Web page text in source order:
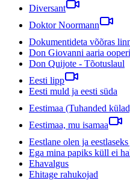
Diversant
Doktor Noormann
Dokumentideta võõras
Don Giovanni aaria
Don Quijote - Tõotuslaul
Eesti lipp
Eesti muld ja eesti süda
Eestimaa (Tuhanded
Eestimaa, mu isamaa
Eestlane olen ja eestlaseks
Ega mina papiks küll ei
Ehavalgus
Ehitage rahukojad